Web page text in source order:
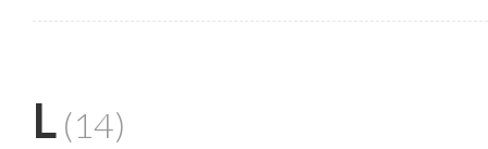
L (14)